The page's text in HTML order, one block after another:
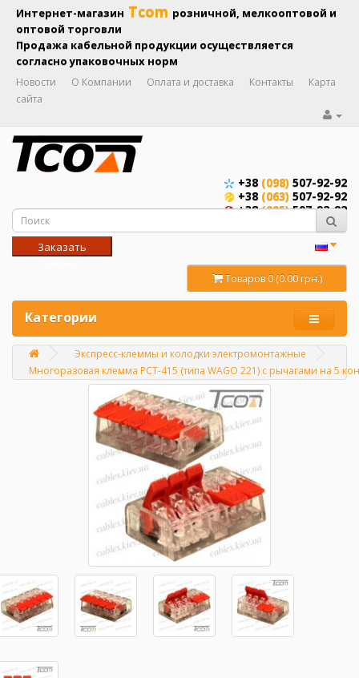
Интернет-магазин Tcom розничной, мелкооптовой и
оптовой торговли
Продажа кабельной продукции осуществляется
согласно упаковочных норм
Новости О Компании Оплата и доставка Контакты
Карта
сайта
+38 (098) 507-92-92
+38 (063) 507-92-92
+38(095)507-92-92
Заказать
Товаров 0 (0.00 грн.)
Категории
Экспресс-клеммы и колодки электромонтажные
Многоразовая клемма PCT-415 (типа WAGО 221) с рычагами на 5